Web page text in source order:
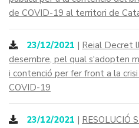
de COVID-19 al territori de
23/12/2021 | Reial Decret
desembre, pel qual s'adopten
i contenció per fer front a la
COVID-19
23/12/2021 | RESOLUCIÓ